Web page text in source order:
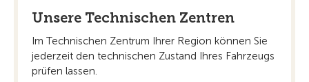
Unsere Technischen Zentren
Im Technischen Zentrum Ihrer Region können Sie
jederzeit den technischen Zustand Ihres Fahrzeugs
prüfen lassen.